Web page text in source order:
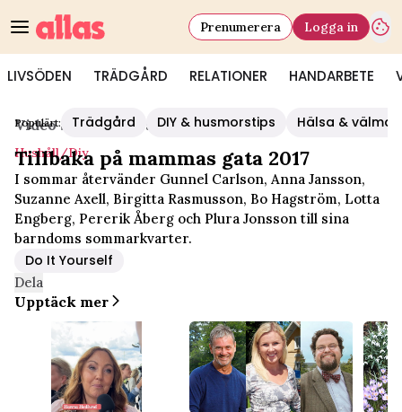
LIVSÖDEN TRÄDGÅRD RELATIONER HANDARBETE
Prenumerera Logga in
Populärt: Trädgård DIY & husmorstips Hälsa &
Video Start/Hushåll/diy
Hushåll/diy
Tillbaka på mammas gata 2017
I sommar återvänder Gunnel Carlson, Anna Jansson,
Suzanne Axell, Birgitta Rasmusson, Bo Hagström, Lotta
Engberg, Pererik Åberg och Plura Jonsson till sina
barndoms sommarkvarter.
Do It Yourself
Dela
Upptäck mer